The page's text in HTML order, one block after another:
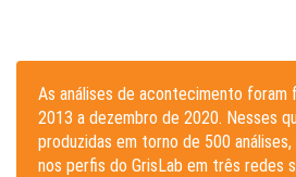
As análises de acontecimento
2013 a dezembro de 2020. Nesses
produzidas em torno de 500
nos perfis do GrisLab em três redes